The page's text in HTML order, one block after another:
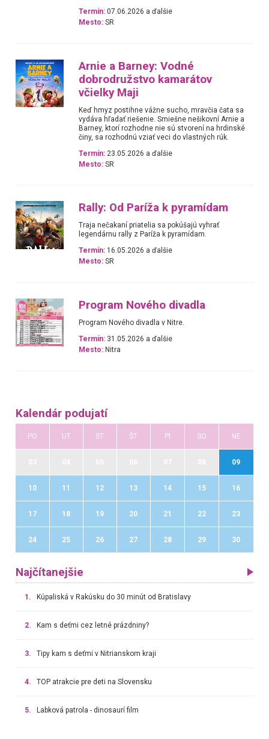
Termín: 07.06.2026 a ďalšie
Mesto: SR
Arnie a Barney: Vodné
dobrodružstvo kamarátov
včielky Maji
Keď hmyz postihne vážne sucho, mravčia čata sa
vydáva hľadať riešenie. Smiešne nešikovní Arnie a
Barney, ktorí rozhodne nie sú stvorení na hrdinské
činy, sa rozhodnú vziať veci do vlastných rúk.
Termín: 23.05.2026 a ďalšie
Mesto: SR
Rally: Od Paríža k pyramídam
Traja nečakaní priatelia sa pokúšajú vyhrať
legendárnu rally z Paríža k pyramídam.
Termín: 16.05.2026 a ďalšie
Mesto: SR
Program Nového divadla
Program Nového divadla v Nitre.
Termín: 31.05.2026 a ďalšie
Mesto: Nitra
Kalendár podujatí
PO UT ST ŠT PI SO NE
09
10 11 12 13 14 15 16
17 18 19 20 21 22 23
24 25 26 27 28 29 30
Najčítanejšie
1. Kúpaliská v Rakúsku do 30 minút od Bratislavy
2. Kam s deťmi cez letné prázdniny?
3. Tipy kam s deťmi v Nitrianskom kraji
4. TOP atrakcie pre deti na Slovensku
5. Labková patrola - dinosaurí film